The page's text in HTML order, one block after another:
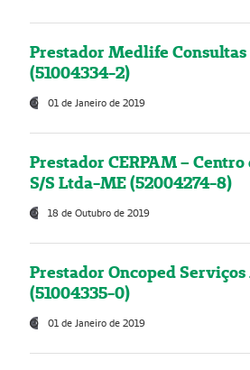
Prestador Medlife Consultas
(51004334-2)
01 de Janeiro de 2019
Prestador CERPAM –
S/S Ltda-ME (52004274-8)
18 de Outubro de 2019
Prestador Oncoped
(51004335-0)
01 de Janeiro de 2019